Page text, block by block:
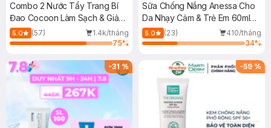
Combo 2 Nước Tẩy Trang Bí
Đao Cocoon Làm Sạch & Giảm
Dầu 500ml
5.0 (57)
1.4k/tháng
75%
Sữa Chống Nắng Anessa Cho
Da Nhạy Cảm & Trẻ Em 60ml
(Mới)
5.0 (23)
410/tháng
34%
-31% -59 %